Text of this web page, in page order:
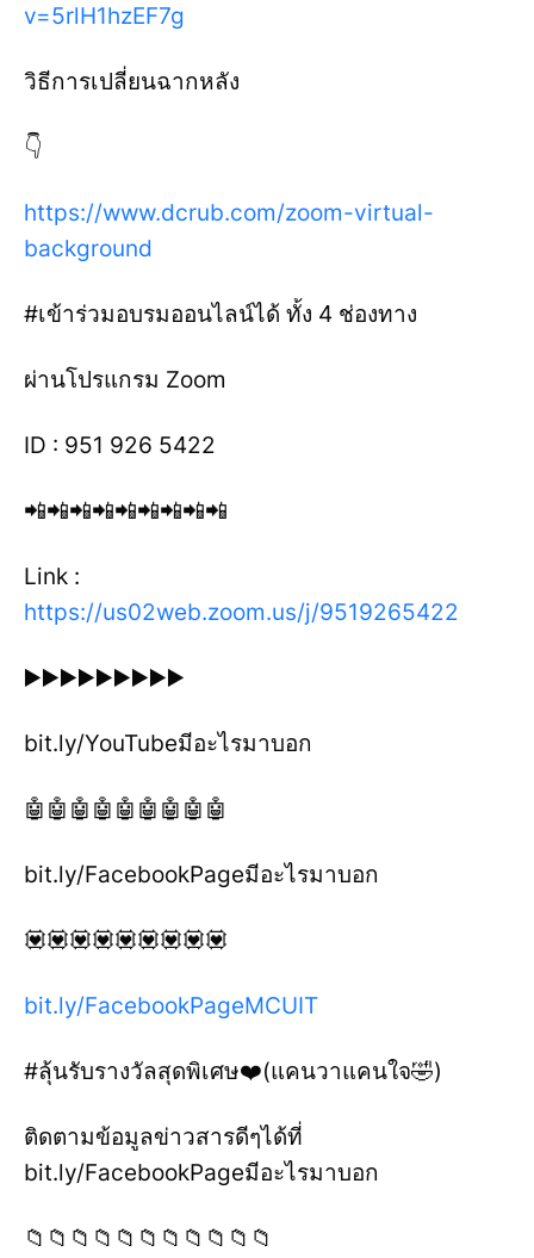
v=5rlH1hzEF7g
วิธีการเปลี่ยนฉากหลัง
👇
https://www.dcrub.com/zoom-virtual-
background
#เข้าร่วมอบรมออนไลน์ได้ ทั้ง 4 ช่องทาง
ผ่านโปรแกรม Zoom
ID : 951 926 5422
📲📲📲📲📲📲📲📲📲
Link :
https://us02web.zoom.us/j/9519265422
▶️▶️▶️▶️▶️▶️▶️▶️▶️
bit.ly/YouTubeมีอะไรมาบอก
🤖🤖🤖🤖🤖🤖🤖🤖🤖
bit.ly/FacebookPageมีอะไรมาบอก
💟💟💟💟💟💟💟💟💟
bit.ly/FacebookPageMCUIT
#ลุ้นรับรางวัลสุดพิเศษ❤️(แคนวาแคนใจ🤣)
ติดตามข้อมูลข่าวสารดีๆได้ที่
bit.ly/FacebookPageมีอะไรมาบอก
📁📁📁📁📁📁📁📁📁📁📁